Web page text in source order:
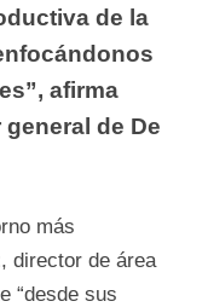
de la
afirma
de De
más
, director de área
“desde sus